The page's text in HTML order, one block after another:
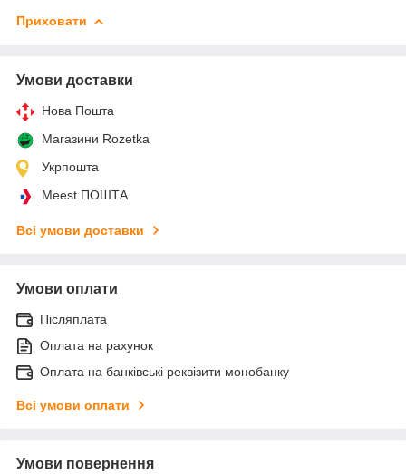
Приховати
Умови доставки
Нова Пошта
Магазини Rozetka
Укрпошта
Meest ПОШТА
Всі умови доставки
Умови оплати
Післяплата
Оплата на рахунок
Оплата на банківські реквізити монобанку
Всі умови оплати
Умови повернення